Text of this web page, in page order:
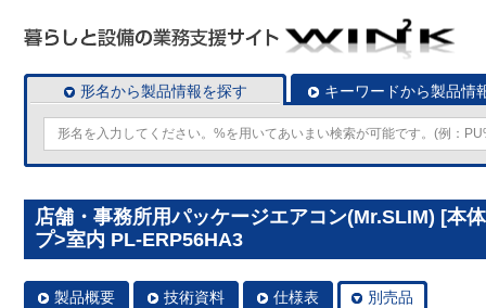
形名から製品情報を探す キーワードから製品情
店舗・事務所用パッケージエアコン(Mr.SLIM) [本
プ>室内 PL-ERP56HA3
製品概要 技術資料 仕様表 別売品